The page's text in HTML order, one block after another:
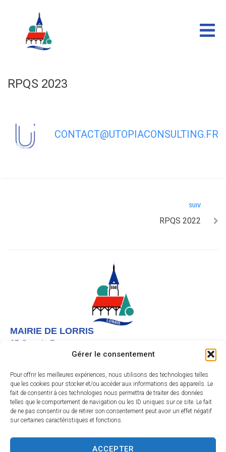
Gérer le consentement
Pour offrir les meilleures expériences, nous utilisons des technologies telles
que les cookies pour stocker et/ou accéder aux informations des appareils. Le
fait de consentir à ces technologies nous permettra de traiter des données
telles que le comportement de navigation ou les ID uniques sur ce site. Le fait
de ne pas consentir ou de retirer son consentement peut avoir un effet négatif
sur certaines caractéristiques et fonctions.
ACCEPTER
RPQS 2023
CONTACT@UTOPIACONSULTING.FR
SUIV
RPQS 2022
MAIRIE DE LORRIS
27 Grande Rue,
Nous contacter
Instagram
Facebook
Le lundi et vendredi de 9h à 12h